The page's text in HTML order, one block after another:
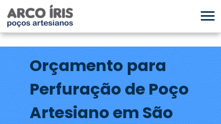
Orçamento para
Perfuração de Poço
Artesiano em São